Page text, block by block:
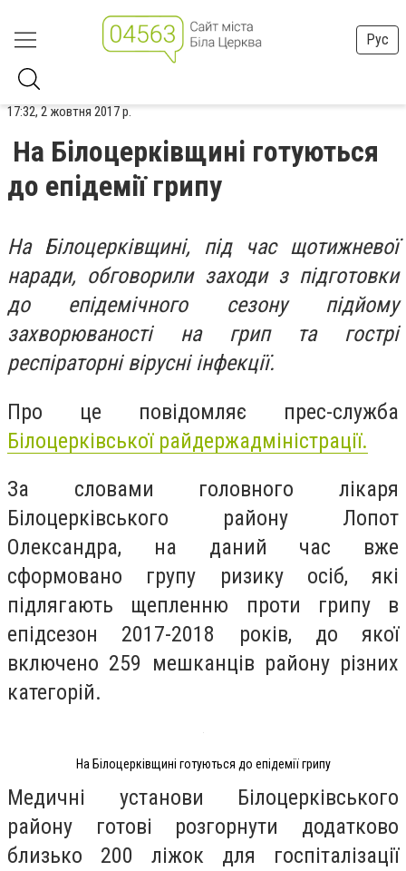
Рус
17:32, 2 жовтня 2017 р.
На Білоцерківщині готуються
до епідемії грипу
На Білоцерківщині, під час щотижневої
наради, обговорили заходи з підготовки
до епідемічного сезону підйому
захворюваності на грип та гострі
респіраторні вірусні інфекції.
Про це повідомляє прес-служба
Білоцерківської райдержадміністрації.
За словами головного лікаря
Білоцерківського району Лопот
Олександра, на даний час вже
сформовано групу ризику осіб, які
підлягають щепленню проти грипу в
епідсезон 2017-2018 років, до якої
включено 259 мешканців району різних
категорій.
На Білоцерківщині готуються до епідемії грипу
Медичні установи Білоцерківського
району готові розгорнути додатково
близько 200 ліжок для госпіталізації